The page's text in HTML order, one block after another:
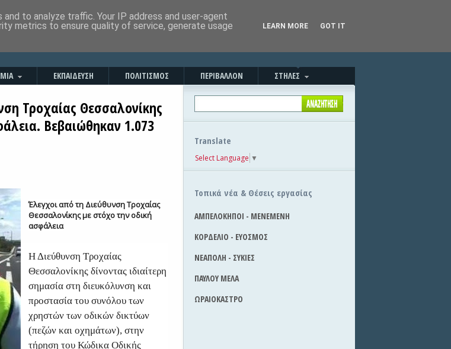
ΕΚΠΑΙΔΕΥΣΗ ΠΟΛΙΤΙΣΜΟΣ ΠΕΡΙΒΑΛΛΟΝ ΣΤΗΛΕΣ
Τροχαίας Θεσσαλονίκης
Βεβαιώθηκαν 1.073
Έλεγχοι από τη Διεύθυνση Τροχαίας
Θεσσαλονίκης με στόχο την οδική
ασφάλεια
Η Διεύθυνση Τροχαίας
Θεσσαλονίκης δίνοντας ιδιαίτερη
σημασία στη διευκόλυνση και
προστασία του συνόλου των
χρηστών των οδικών δικτύων
(πεζών και οχημάτων), στην
τήρηση του Κώδικα Οδικής
Translate
Select Language ▼
Τοπικά νέα & Θέσεις εργασίας
ΑΜΠΕΛΟΚΗΠΟΙ - ΜΕΝΕΜΕΝΗ
ΚΟΡΔΕΛΙΟ - ΕΥΟΣΜΟΣ
ΝΕΑΠΟΛΗ - ΣΥΚΙΕΣ
ΠΑΥΛΟΥ ΜΕΛΑ
ΩΡΑΙΟΚΑΣΤΡΟ
to analyze traffic. Your IP address and user-agent
metrics to ensure quality of service, generate usage
LEARN MORE GOT IT